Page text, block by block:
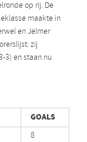
op rij. De
maakte in
en Jelmer
zij
3) en staan nu
GOALS
8